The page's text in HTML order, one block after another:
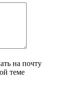
на почту
теме